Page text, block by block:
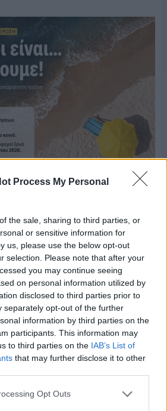
Process My Personal
the sale, sharing to third parties, or
or sensitive information for
us, please use the below opt-out
selection. Please note that after your
you may continue seeing
on personal information utilized by
disclosed to third parties prior to
separately opt-out of the further
information by third parties on the
participants. This information may
to third parties on the IAB’s List of
that may further disclose it to other
Opt Outs
ανάπαυλα για την